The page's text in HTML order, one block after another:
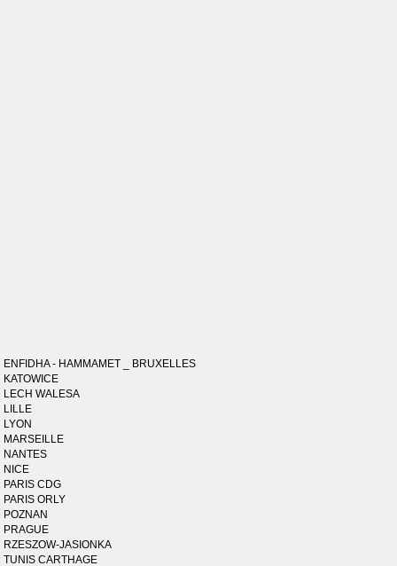
ENFIDHA - HAMMAMET _ BRUXELLES
KATOWICE
LECH WALESA
LILLE
LYON
MARSEILLE
NANTES
NICE
PARIS CDG
PARIS ORLY
POZNAN
PRAGUE
RZESZOW-JASIONKA
TUNIS CARTHAGE